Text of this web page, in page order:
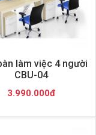
làm việc 4 người
CBU-04
3.990.000đ